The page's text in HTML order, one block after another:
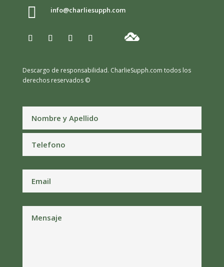
 info@charliesupph.com
Descargo de responsabilidad. CharlieSupph.com todos los
derechos reservados ©